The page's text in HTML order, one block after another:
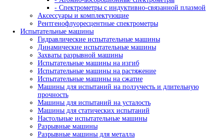
IBG
IMATEK
jProbe
KARL DEUTSCH
KRAUTKRAMER (GE)
LANScientific
Leica
MAGNAFLUX
Nexcope
NIKON
OLYMPUS
PARKER
PHOENIX
PRESI
PRUFTECHNIK